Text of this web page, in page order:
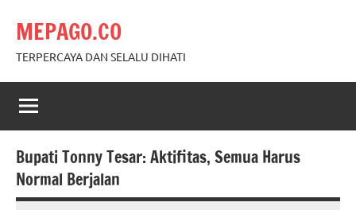
content
MEPAGO.CO
TERPERCAYA DAN SELALU DIHATI
Bupati Tonny Tesar: Aktifitas, Semua Harus
Normal Berjalan